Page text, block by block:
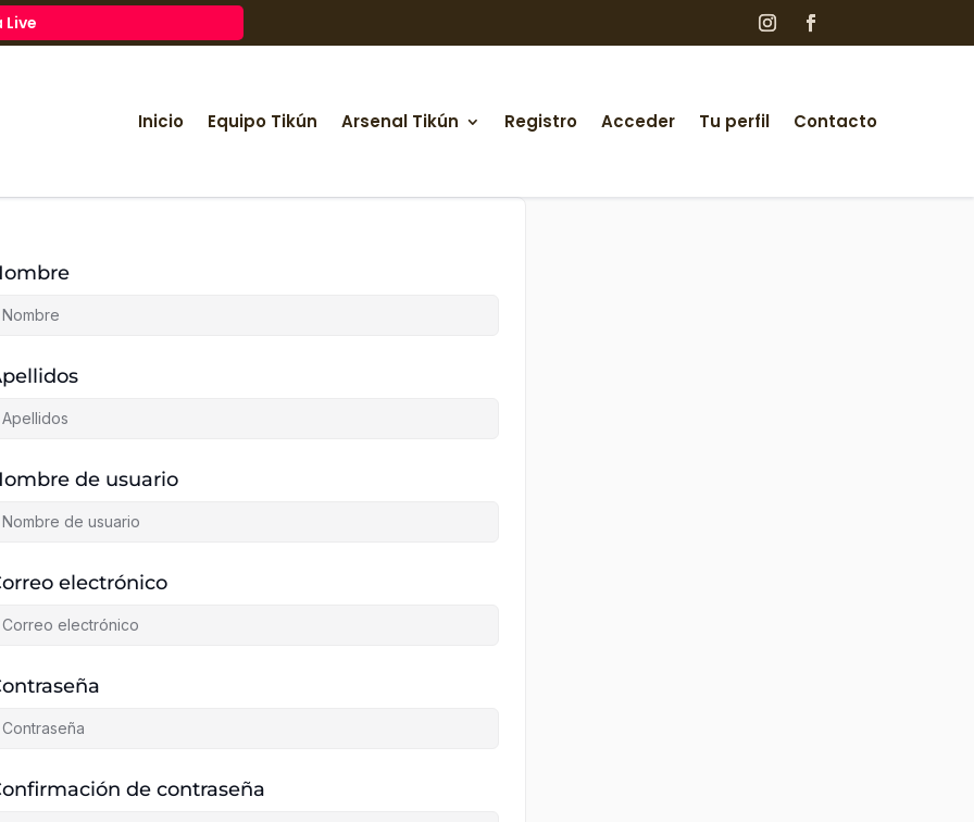
Live
Inicio Equipo Tikún Arsenal Tikún Registro Acceder Tu perfil Contacto
de usuario
electrónico
de contraseña